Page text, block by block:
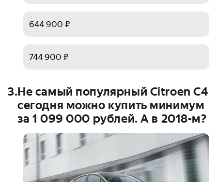
644 900 ₽
744 900 ₽
3.Не самый популярный Citroen C4
сегодня можно купить минимум
за 1 099 000 рублей. А в 2018-м?